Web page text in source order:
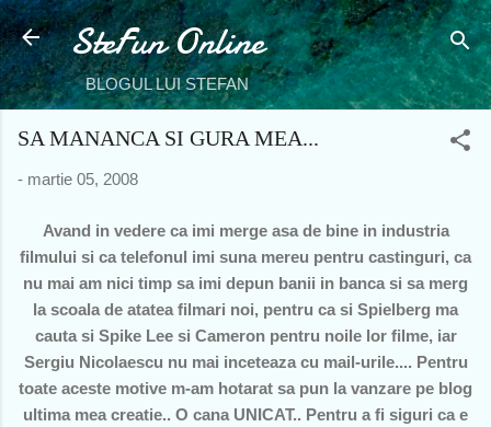
Treceți la conținutul principal
SteFun Online
BLOGUL LUI STEFAN
SA MANANCA SI GURA MEA...
- martie 05, 2008
Avand in vedere ca imi merge asa de bine in industria
filmului si ca telefonul imi suna mereu pentru castinguri, ca
nu mai am nici timp sa imi depun banii in banca si sa merg
la scoala de atatea filmari noi, pentru ca si Spielberg ma
cauta si Spike Lee si Cameron pentru noile lor filme, iar
Sergiu Nicolaescu nu mai inceteaza cu mail-urile.... Pentru
toate aceste motive m-am hotarat sa pun la vanzare pe blog
ultima mea creatie.. O cana UNICAT.. Pentru a fi siguri ca e